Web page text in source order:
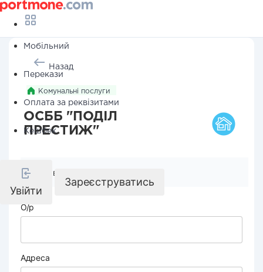
Мобільний
Перекази
Оплата за реквізитами
Кешбек
Увійти
Зареєструватись
Назад
Комунальні послуги
ОСББ "ПОДІЛ
ПРЕСТИЖ"
Реквізити компанії
О/р
Адреса